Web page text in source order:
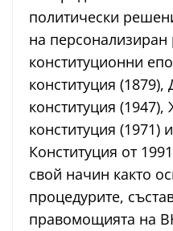
политически
на
конституционни
конституция (1879),
конституция (1947),
конституция (1971)
Конституция от
свой начин както
процедурите,
правомощията на